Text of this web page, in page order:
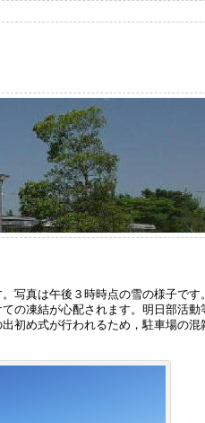
写真は午後３時時点の雪の様子です
の凍結が心配されます。明日部活動
初め式が行われるため，駐車場の混